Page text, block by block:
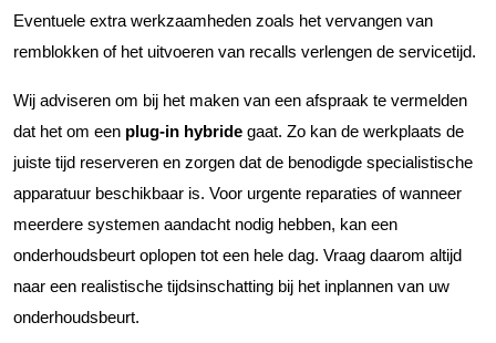
Eventuele extra werkzaamheden zoals het vervangen van
remblokken of het uitvoeren van recalls verlengen de servicetijd.
Wij adviseren om bij het maken van een afspraak te vermelden
dat het om een plug-in hybride gaat. Zo kan de werkplaats de
juiste tijd reserveren en zorgen dat de benodigde specialistische
apparatuur beschikbaar is. Voor urgente reparaties of wanneer
meerdere systemen aandacht nodig hebben, kan een
onderhoudsbeurt oplopen tot een hele dag. Vraag daarom altijd
naar een realistische tijdsinschatting bij het inplannen van uw
onderhoudsbeurt.